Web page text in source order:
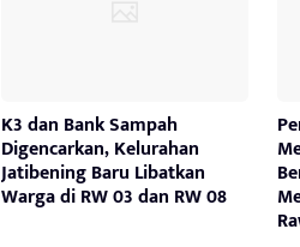
K3 dan Bank Sampah
Digencarkan, Kelurahan
Jatibening Baru Libatkan
Warga di RW 03 dan RW 08